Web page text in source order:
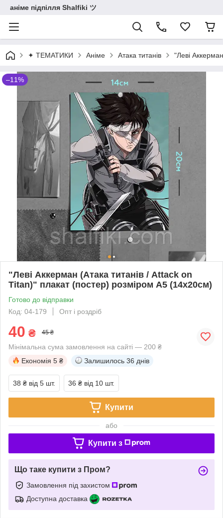
аніме підпілля Shalfiki ツ
✦ ТЕМАТИКИ Аніме Атака титанів "Леві
–11%
"Леві Аккерман (Атака титанів / Attack on
Titan)" плакат (постер) розміром А5 (14х20см)
Готово до відправки
Код: 04-179
Опт і роздріб
40 ₴ 45 ₴
Мінімальна сума замовлення на сайті — 200 ₴
Економія 5 ₴ Залишилось 36 днів
38 ₴ від 5 шт. 36 ₴ від 10 шт.
Купити
або
Купити з
Що таке купити з Пром?
Замовлення під захистом
Доступна доставка